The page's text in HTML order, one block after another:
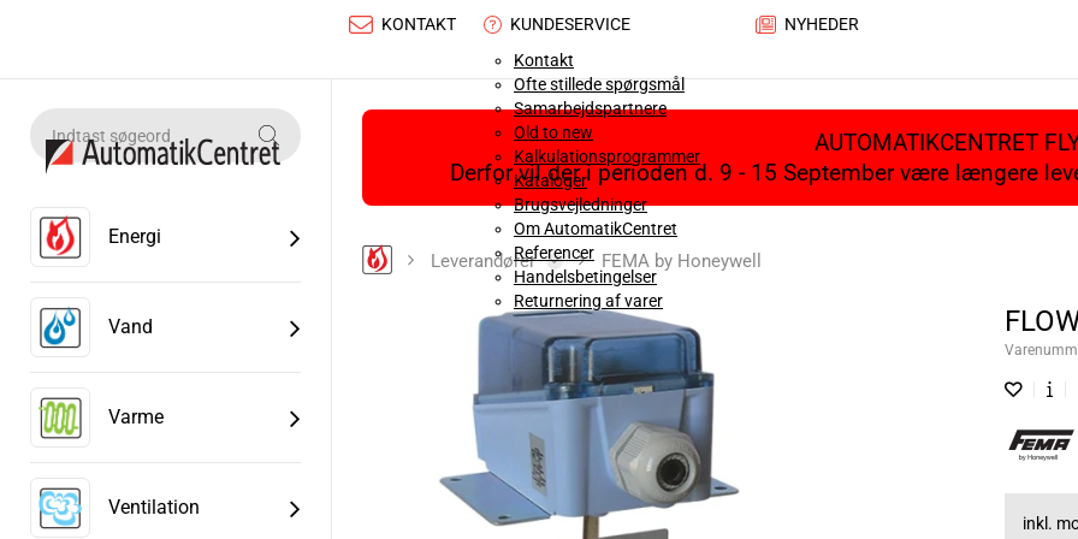
KONTAKT
KUNDESERVICE
Kontakt
Ofte stillede spørgsmål
Samarbejdspartnere
Old to new
Kalkulationsprogrammer
Kataloger
Brugsvejledninger
Om AutomatikCentret
Referencer
Handelsbetingelser
Returnering af varer
NYHEDER
Energi
Vand
Varme
Ventilation
AUTOMATIKCENTRET
Derfor vil der i perioden d. 9 - 15 September være længere
Leverandører FEMA by Honeywell
inkl.